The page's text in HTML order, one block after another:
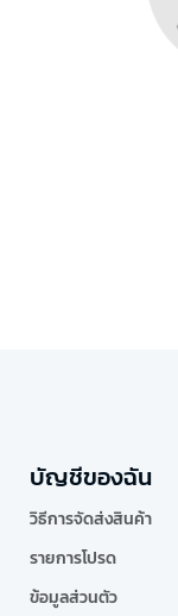
บัญชีของฉัน
วิธีการจัดส่งสินค้า
รายการโปรด
ข้อมูลส่วนตัว